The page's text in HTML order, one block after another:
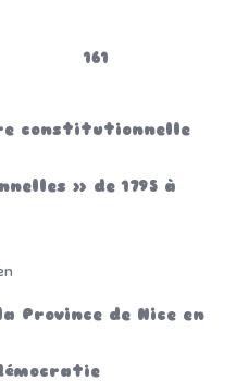
constitutionnelle
» de 1795 à
Province de Nice en